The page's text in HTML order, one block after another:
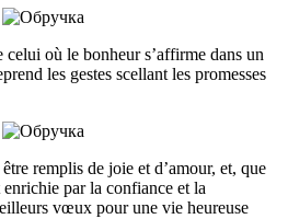
celui où le bonheur s’affirme dans un
les gestes scellant les promesses
remplis de joie et d’amour, et, que
par la confiance et la
vœux pour une vie heureuse